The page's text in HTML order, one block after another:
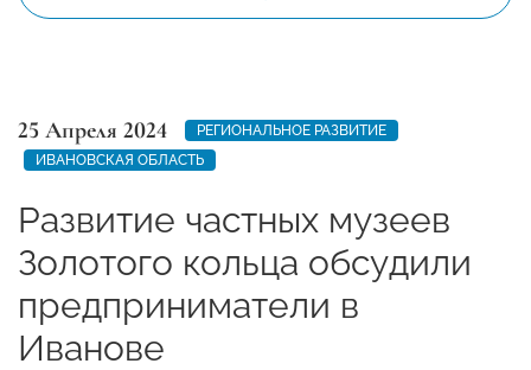
25 Апреля 2024
РЕГИОНАЛЬНОЕ РАЗВИТИЕ
ИВАНОВСКАЯ ОБЛАСТЬ
Развитие частных музеев
Золотого кольца обсудили
предприниматели в
Иванове